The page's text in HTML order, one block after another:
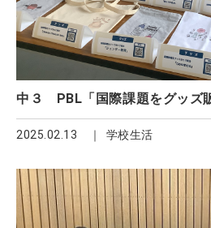
中３ PBL「国際課題をグッズ
2025.02.13 学校生活